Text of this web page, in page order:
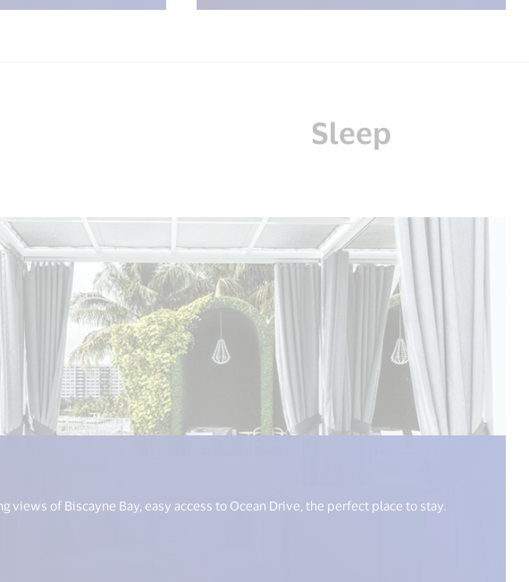
Sleep
views of Biscayne Bay, easy access to Ocean Drive, the perfect place to stay.